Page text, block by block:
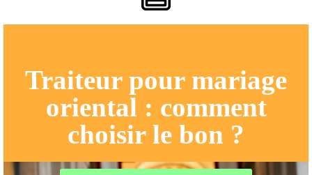
Traiteur pour mariage
oriental : comment
choisir le bon ?